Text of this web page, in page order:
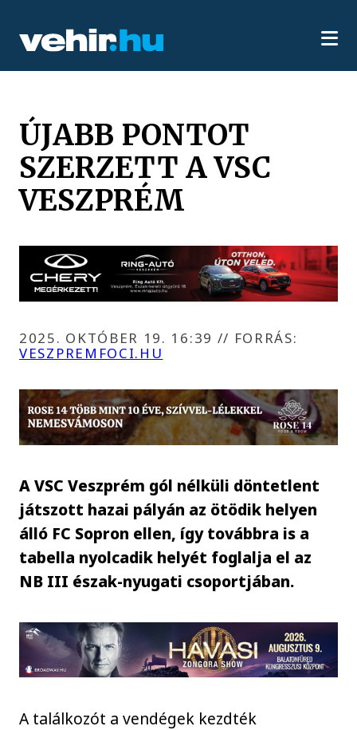
ÚJABB PONTOT
SZERZETT A VSC
VESZPRÉM
2025. OKTÓBER 19. 16:39 // FORRÁS:
VESZPREMFOCI.HU
A VSC Veszprém gól nélküli döntetlent
játszott hazai pályán az ötödik helyen
álló FC Sopron ellen, így továbbra is a
tabella nyolcadik helyét foglalja el az
NB III észak-nyugati csoportjában.
A találkozót a vendégek kezdték